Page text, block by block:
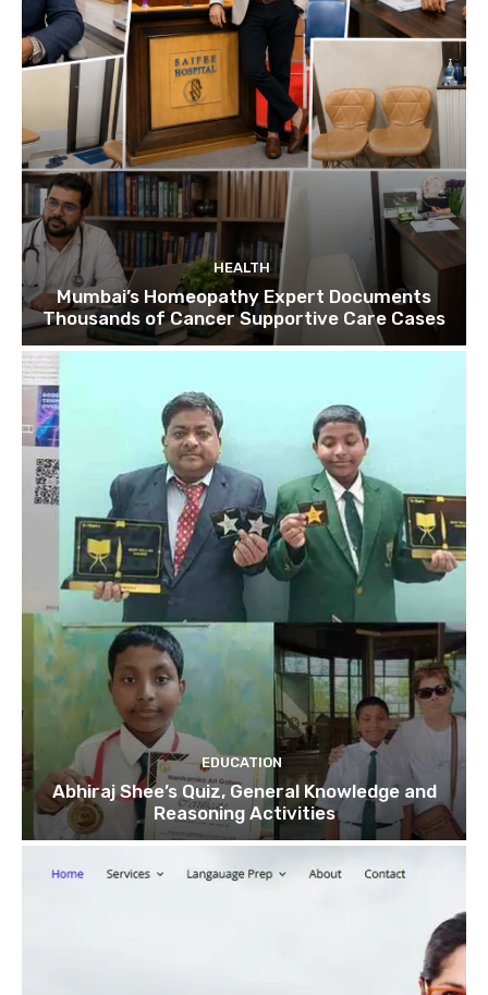
HEALTH
Mumbai’s Homeopathy Expert Documents
Thousands of Cancer Supportive Care Cases
EDUCATION
Abhiraj Shee’s Quiz, General Knowledge and
Reasoning Activities